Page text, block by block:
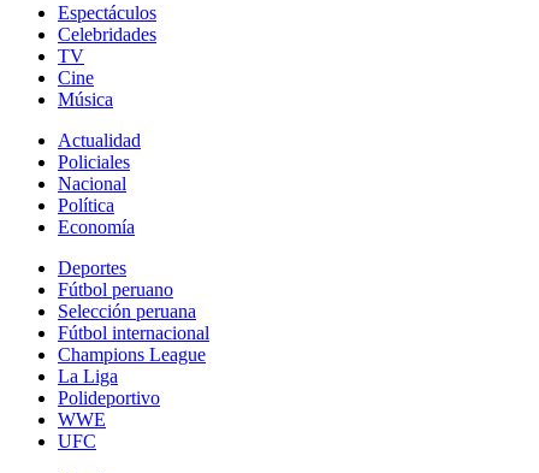
Espectáculos
Celebridades
TV
Cine
Música
Actualidad
Policiales
Nacional
Política
Economía
Deportes
Fútbol peruano
Selección peruana
Fútbol internacional
Champions League
La Liga
Polideportivo
WWE
UFC